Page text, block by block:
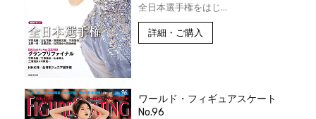
全日本選手権をはじ...
詳細・ご購入
ワールド・フィギュアスケート
No.96